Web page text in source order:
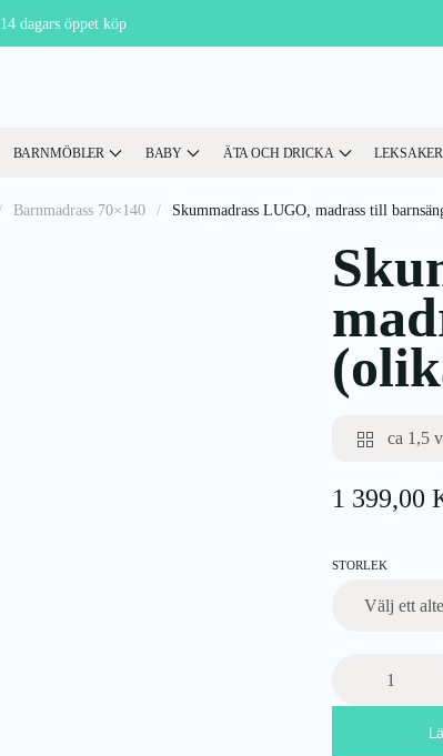
14 dagars öppet köp
BARNMÖBLER BABY ÄTA OCH DRICKA LEKSAKER
Barnmadrass 70×140 Skummadrass LUGO, madrass till
ca 1,5
1 399,00
STORLEK